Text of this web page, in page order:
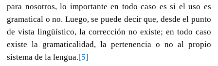
para nosotros, lo importante en todo caso es si el uso es
gramatical o no. Luego, se puede decir que, desde el punto
de vista lingüístico, la corrección no existe; en todo caso
existe la gramaticalidad, la pertenencia o no al propio
sistema de la lengua.[5]